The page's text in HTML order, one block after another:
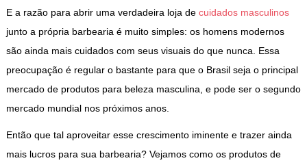
E a razão para abrir uma verdadeira loja de cuidados masculinos
junto a própria barbearia é muito simples: os homens modernos
são ainda mais cuidados com seus visuais do que nunca. Essa
preocupação é regular o bastante para que o Brasil seja o principal
mercado de produtos para beleza masculina, e pode ser o segundo
mercado mundial nos próximos anos.
Então que tal aproveitar esse crescimento iminente e trazer ainda
mais lucros para sua barbearia? Vejamos como os produtos de